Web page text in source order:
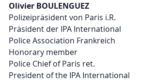
Olivier BOULENGUEZ
Polizeipräsident von Paris i.R.
Präsident der IPA International
Police Association Frankreich
Honorary member
Police Chief of Paris ret.
President of the IPA International